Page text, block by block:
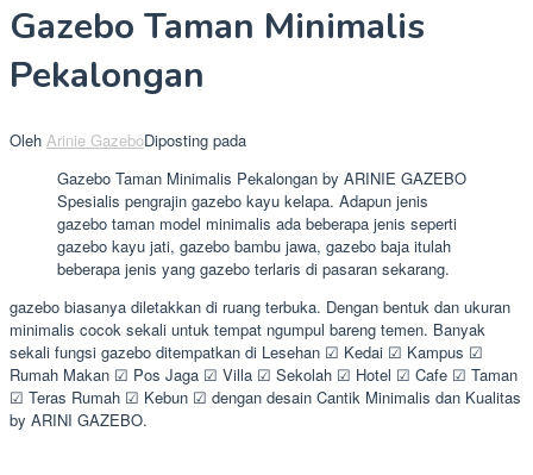
Gazebo Taman Minimalis
Pekalongan
Oleh Arinie GazeboDiposting pada
Gazebo Taman Minimalis Pekalongan by ARINIE GAZEBO
Spesialis pengrajin gazebo kayu kelapa. Adapun jenis
gazebo taman model minimalis ada beberapa jenis seperti
gazebo kayu jati, gazebo bambu jawa, gazebo baja itulah
beberapa jenis yang gazebo terlaris di pasaran sekarang.
gazebo biasanya diletakkan di ruang terbuka. Dengan bentuk dan ukuran
minimalis cocok sekali untuk tempat ngumpul bareng temen. Banyak
sekali fungsi gazebo ditempatkan di Lesehan ☑ Kedai ☑ Kampus ☑
Rumah Makan ☑ Pos Jaga ☑ Villa ☑ Sekolah ☑ Hotel ☑ Cafe ☑ Taman
☑ Teras Rumah ☑ Kebun ☑ dengan desain Cantik Minimalis dan Kualitas
by ARINI GAZEBO.